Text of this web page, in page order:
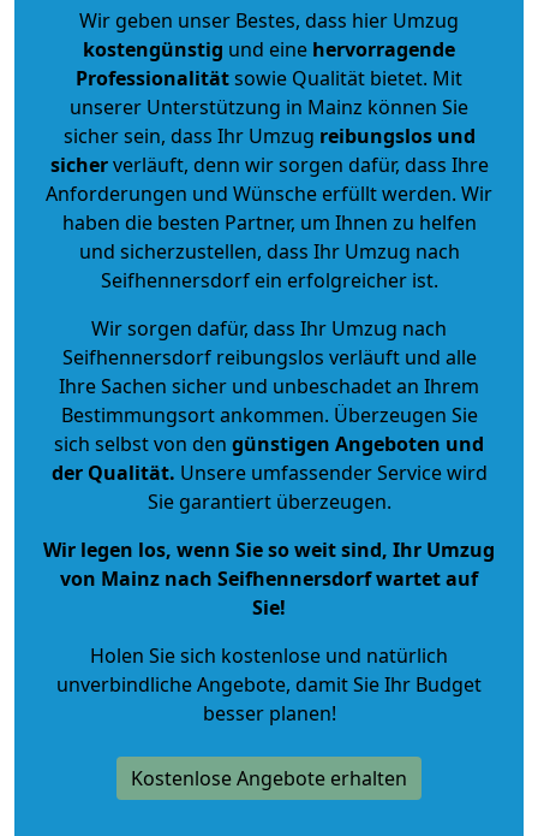
Wir geben unser Bestes, dass hier Umzug
kostengünstig und eine hervorragende
Professionalitätsowie Qualität bietet. Mit
unserer Unterstützung in Mainz können Sie
sicher sein, dass Ihr Umzug reibungslos und
sicherverläuft, denn wir sorgen dafür, dass Ihre
Anforderungen und Wünsche erfüllt werden. Wir
haben die besten Partner, um Ihnen zu helfen
und sicherzustellen, dass Ihr Umzug nach
Seifhennersdorf ein erfolgreicher ist.
Wir sorgen dafür, dass Ihr Umzug nach
Seifhennersdorf reibungslos verläuft und alle
Ihre Sachen sicher und unbeschadet an Ihrem
Bestimmungsort ankommen. Überzeugen Sie
sich selbst von den günstigen Angeboten und
der Qualität. Unsere umfassender Service wird
Sie garantiert überzeugen.
Wir legen los, wenn Sie so weit sind, Ihr Umzug
von Mainz nach Seifhennersdorf wartet auf
Sie!
Holen Sie sich kostenlose und natürlich
unverbindliche Angebote, damit Sie Ihr Budget
besser planen!
Kostenlose Angebote erhalten